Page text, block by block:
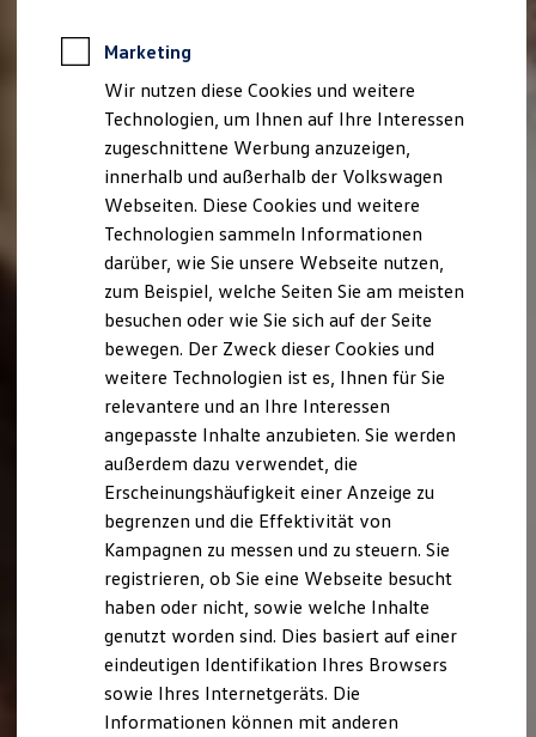
Rekuperation
Laden unterwegs
Laden Zuhause
Ladestationen finden
Ladezeitensimulator
Batterie
Sicherheit
Nachhaltigkeit
Technologie
Kosten und Kauf
Verbrauchskosten
Kaufoptionen
E-Auto-Förderung
Software und Konnektivität
Die ID. Software 6
ID. Software Versionen und Updates
Digitale Extras
Schnittstellen zu Ihrem ID.
Marke und Erlebnis
Volkswagen R und R Experience
R-Modelle
R Experience
Driving Experience
Volkswagen entdecken
Werkbesichtigung
Lifestyle Shop
T-Roc Kollektion
Golf Kollektion
Marketing
Wir nutzen diese Cookies und weitere
Technologien, um Ihnen auf Ihre Interessen
zugeschnittene Werbung anzuzeigen,
innerhalb und außerhalb der Volkswagen
Webseiten. Diese Cookies und weitere
Technologien sammeln Informationen
darüber, wie Sie unsere Webseite nutzen,
zum Beispiel, welche Seiten Sie am meisten
besuchen oder wie Sie sich auf der Seite
bewegen. Der Zweck dieser Cookies und
weitere Technologien ist es, Ihnen für Sie
relevantere und an Ihre Interessen
angepasste Inhalte anzubieten. Sie werden
außerdem dazu verwendet, die
Erscheinungshäufigkeit einer Anzeige zu
begrenzen und die Effektivität von
Kampagnen zu messen und zu steuern. Sie
registrieren, ob Sie eine Webseite besucht
haben oder nicht, sowie welche Inhalte
genutzt worden sind. Dies basiert auf einer
eindeutigen Identifikation Ihres Browsers
sowie Ihres Internetgeräts. Die
Informationen können mit anderen